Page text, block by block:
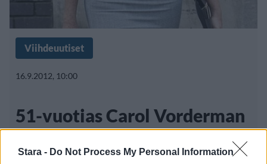
Stara - Do Not Process My Personal Information
Viihdeuutiset
16.9.2012, 10:00
51-vuotias Carol Vorderman